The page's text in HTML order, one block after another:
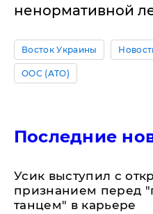
ненормативной
Восток Украины
ООС (АТО)
Последние
Усик выступил с
признанием перед
танцем" в карьере